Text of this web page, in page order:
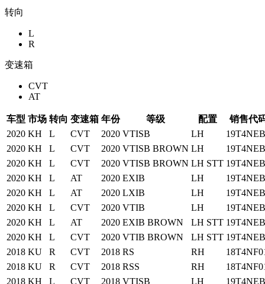
转向
L
R
变速箱
CVT
AT
车型 市场 转向 变速箱 年份 等级 配置
销售代
2020 KH L CVT 2020 VTISB LH
2020 KH L CVT 2020 VTISB BROWN LH
2020 KH L CVT 2020 VTISB BROWN LH STT
2020 KH L AT 2020 EXIB LH
2020 KH L AT 2020 LXIB LH
2020 KH L CVT 2020 VTIB LH
2020 KH L AT 2020 EXIB BROWN LH STT
2020 KH L CVT 2020 VTIB BROWN LH STT
2018 KU R CVT 2018 RS RH
2018 KU R CVT 2018 RSS RH
2018 KH L CVT 2018 VTISB LH